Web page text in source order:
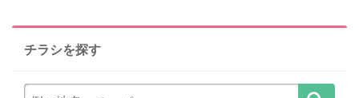
チラシを探す